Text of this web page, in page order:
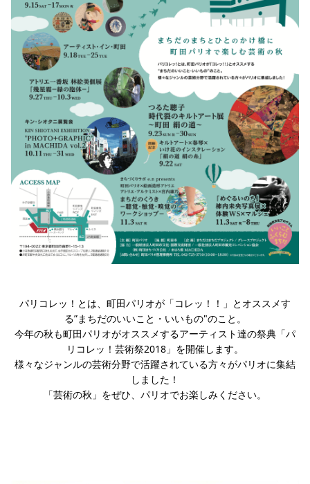
パリコレッ！とは、町田パリオが「コレッ！！」とオススメす
る”まちだのいいこと・いいもの"のこと。
今年の秋も町田パリオがオススメするアーティスト達の祭典「パ
リコレッ！芸術祭2018」を開催します。
様々なジャンルの芸術分野で活躍されている方々がパリオに集結
しました！
「芸術の秋」をぜひ、パリオでお楽しみください。